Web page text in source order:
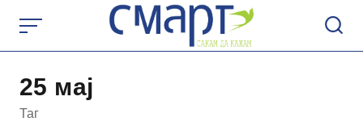
content
25 мај
Таг